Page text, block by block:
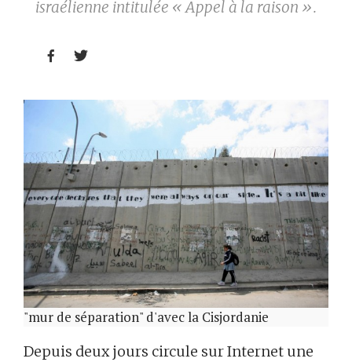
israélienne intitulée « Appel à la raison ».
 
"mur de séparation" d'avec la Cisjordanie
Depuis deux jours circule sur Internet une